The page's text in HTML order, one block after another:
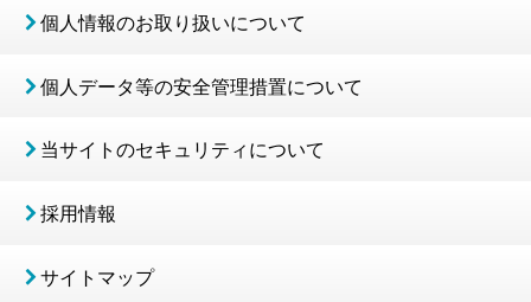
個人情報のお取り扱いについて
個人データ等の安全管理措置について
当サイトのセキュリティについて
採用情報
サイトマップ